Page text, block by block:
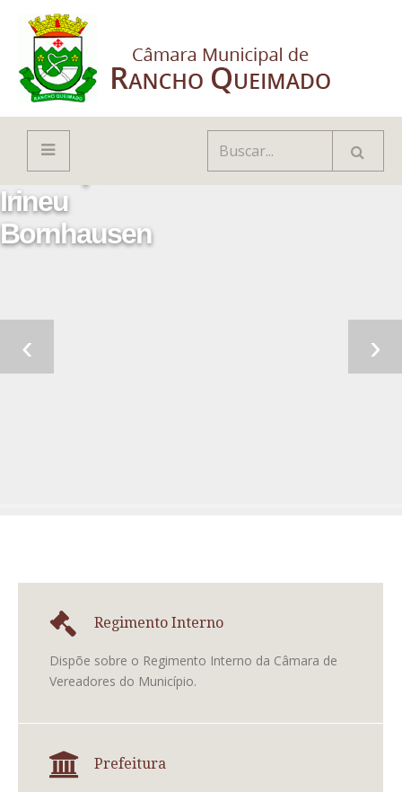
Paço
Municipal
Irineu
Bornhausen
‹ ›
Regimento Interno
Dispõe sobre o Regimento Interno da Câmara de
Vereadores do Município.
Prefeitura